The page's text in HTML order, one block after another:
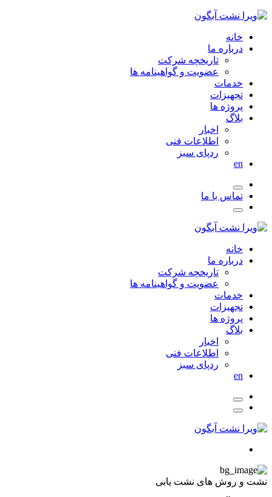
خانه
درباره ما
تاریخچه شرکت
عضویت و گواهینامه ها
خدمات
تجهیزات
پروژه ها
بلاگ
اخبار
اطلاعات فنی
ردپای سبز
en
تماس با ما
خانه
درباره ما
تاریخچه شرکت
عضویت و گواهینامه ها
خدمات
تجهیزات
پروژه ها
بلاگ
اخبار
اطلاعات فنی
ردپای سبز
en
نشت و روش های نشت یابی